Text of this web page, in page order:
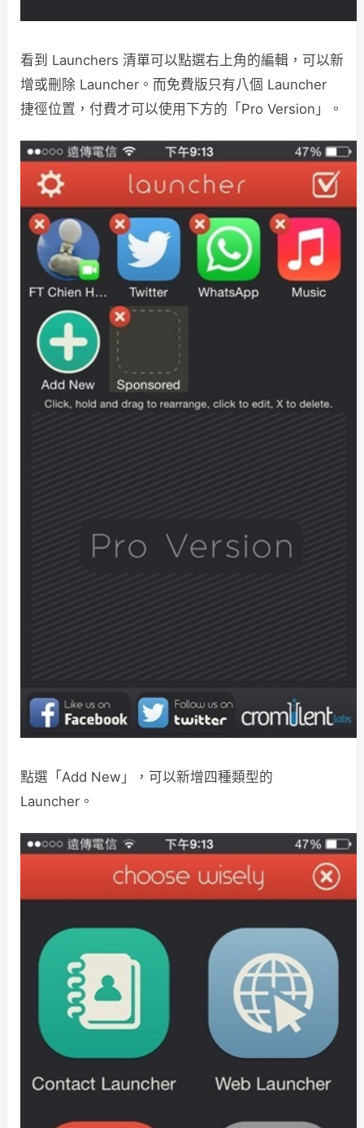
看到 Launchers 清單可以點選右上角的編輯，可以新
增或刪除 Launcher。而免費版只有八個 Launcher
捷徑位置，付費才可以使用下方的「Pro Version」。
點選「Add New」，可以新增四種類型的
Launcher。